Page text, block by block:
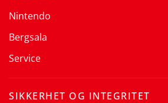
Nintendo
Bergsala
Service
SIKKERHET OG INTEGRITET